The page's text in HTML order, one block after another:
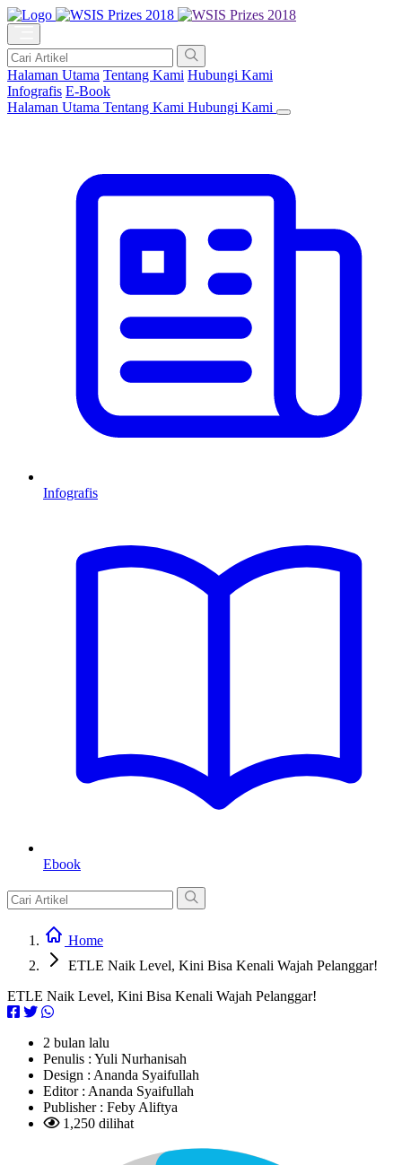
Halaman Utama Tentang Kami Hubungi Kami
Infografis E-Book
Halaman Utama Tentang Kami Hubungi Kami
Infografis
Ebook
Home
ETLE Naik Level, Kini Bisa Kenali Wajah Pelanggar!
ETLE Naik Level, Kini Bisa Kenali Wajah Pelanggar!
2 bulan lalu
Penulis : Yuli Nurhanisah
Design : Ananda Syaifullah
Editor : Ananda Syaifullah
Publisher : Feby Aliftya
1,250 dilihat